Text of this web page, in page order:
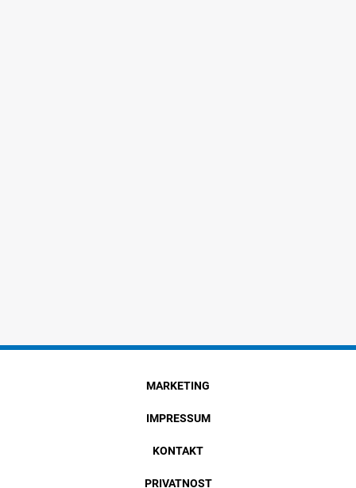
MARKETING
IMPRESSUM
KONTAKT
PRIVATNOST